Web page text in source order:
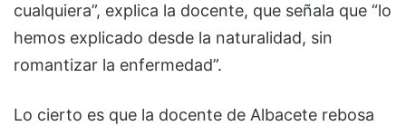
cualquiera”, explica la docente, que señala que “lo
hemos explicado desde la naturalidad, sin
romantizar la enfermedad”.
Lo cierto es que la docente de Albacete rebosa